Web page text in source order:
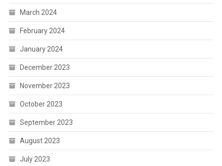
March 2024
February 2024
January 2024
December 2023
November 2023
October 2023
September 2023
August 2023
July 2023